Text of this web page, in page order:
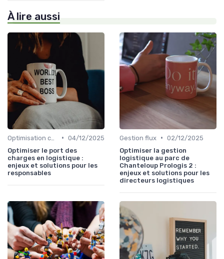
À lire aussi
• 04/12/2025
Optimiser le port des
charges en logistique :
enjeux et solutions pour les
responsables
Gestion flux • 02/12/2025
Optimiser la gestion
logistique au parc de
Chanteloup Prologis 2 :
enjeux et solutions pour les
directeurs logistiques